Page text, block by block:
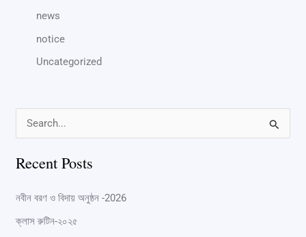
news
notice
Uncategorized
a
h
Recent Posts
নবীন বরণ ও বিদায় অনুষ্ঠন -2026
ক্লাস রুটিন-২০২৫